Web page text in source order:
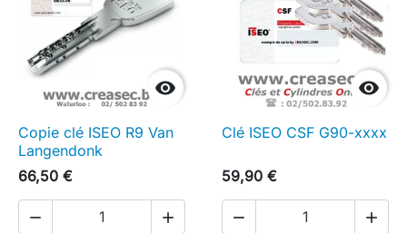

Copie clé ISEO R9 Van
Langendonk
66,50 €
 

Clé ISEO CSF G90-xxxx
59,90 €
 